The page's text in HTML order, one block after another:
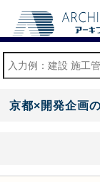
京都×開発企画